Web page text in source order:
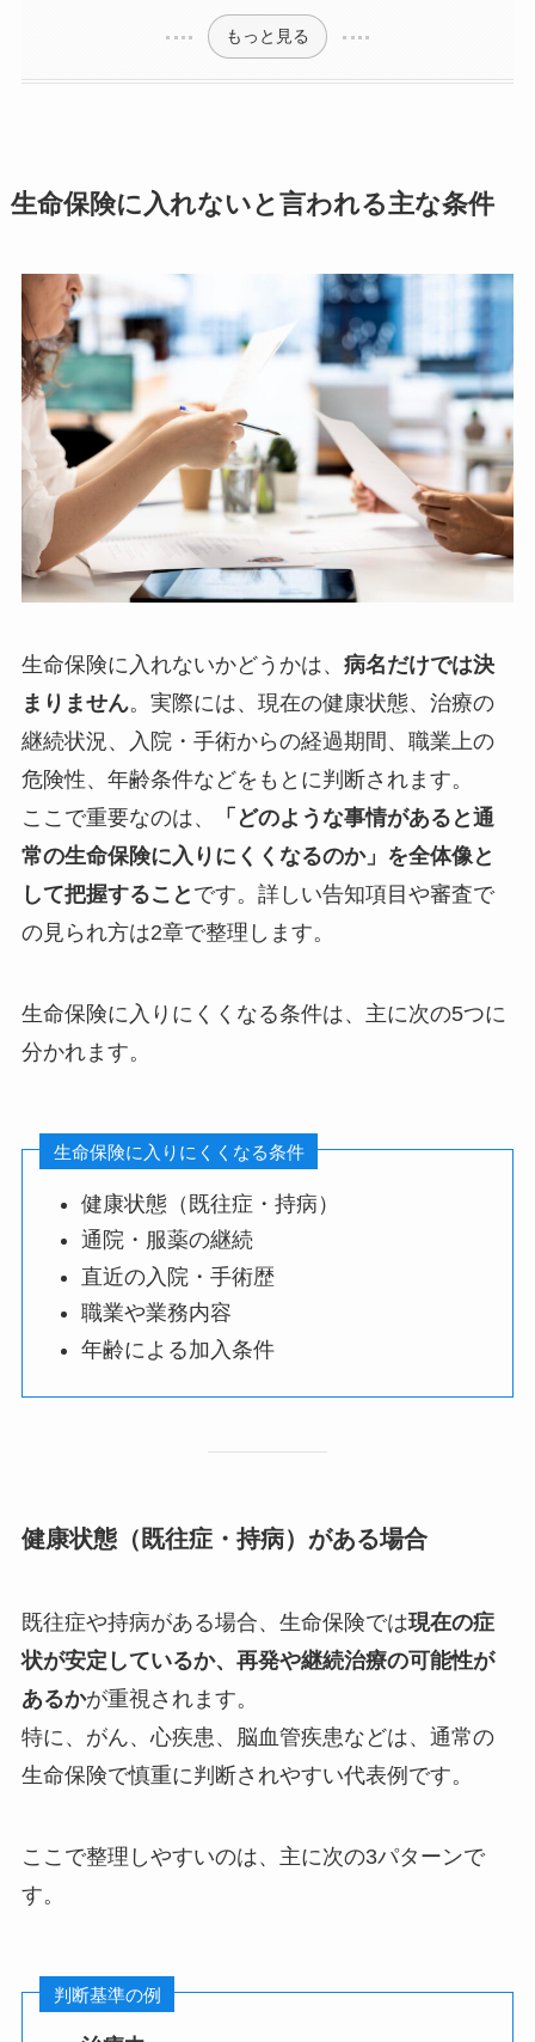
もっと見る
生命保険に入れないと言われる主な条件
生命保険に入れないかどうかは、 病名だけでは決
まりません。実際には、現在の健康状態、治療の
継続状況、入院・手術からの経過期間、職業上の
危険性、年齢条件などをもとに判断されます。
ここで重要なのは、
「どのような事情があると通
常の生命保険に入りにくくなるのか」を全体像と
して把握すること です。詳しい告知項目や審査で
の見られ方は2章で整理します。
生命保険に入りにくくなる条件は、主に次の5つに
分かれます。
生命保険に入りにくくなる条件
健康状態（既往症・持病）
通院・服薬の継続
直近の入院・手術歴
職業や業務内容
年齢による加入条件
健康状態（既往症・持病）がある場合
既往症や持病がある場合、生命保険では現在の症
状が安定しているか、再発や継続治療の可能性が
あるかが重視されます。
特に、がん、心疾患、脳血管疾患などは、通常の
生命保険で慎重に判断されやすい代表例です。
ここで整理しやすいのは、主に次の3パターンで
す。
判断基準の例